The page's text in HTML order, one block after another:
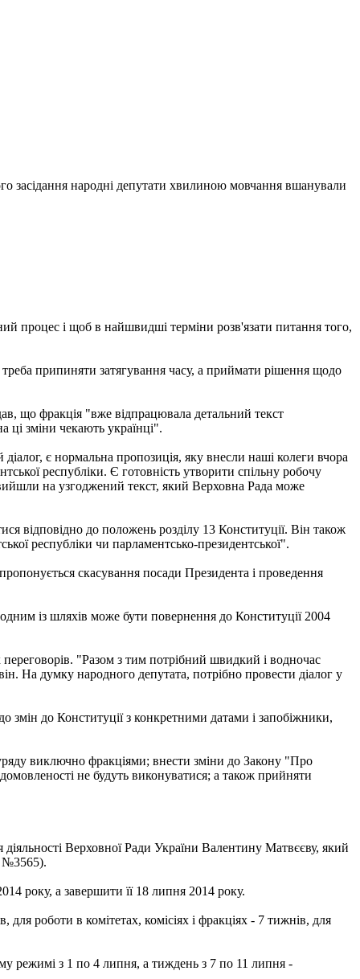
засідання народні депутати хвилиною мовчання вшанували
процес і щоб в найшвидші терміни розв'язати питання того,
припиняти затягування часу, а приймати рішення щодо
що фракція "вже відпрацювала детальний текст
ці зміни чекають українці".
є нормальна пропозиція, яку внесли наші колеги вчора
республіки. Є готовність утворити спільну робочу
на узгоджений текст, який Верховна Рада може
відповідно до положень розділу 13 Конституції. Він також
республіки чи парламентсько-президентської".
скасування посади Президента і проведення
із шляхів може бути повернення до Конституції 2004
"Разом з тим потрібний швидкий і водночас
На думку народного депутата, потрібно провести діалог у
до Конституції з конкретними датами і запобіжники,
виключно фракціями; внести зміни до Закону "Про
не будуть виконуватися; а також прийняти
діяльності Верховної Ради України Валентину Матвєєву, який
№3565).
року, а завершити її 18 липня 2014 року.
роботи в комітетах, комісіях і фракціях - 7 тижнів, для
режимі з 1 по 4 липня, а тиждень з 7 по 11 липня -